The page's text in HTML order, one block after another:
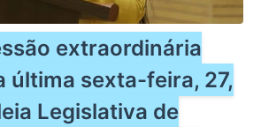
extraordinária
última sexta-feira, 27,
Legislativa de